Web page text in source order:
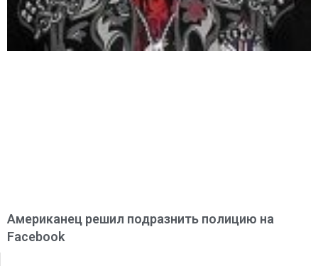
Американец решил подразнить полицию на
Facebook